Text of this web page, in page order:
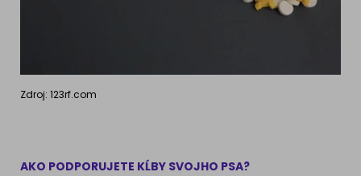
Zdroj: 123rf.com
AKO PODPORUJETE KĹBY SVOJHO PSA?